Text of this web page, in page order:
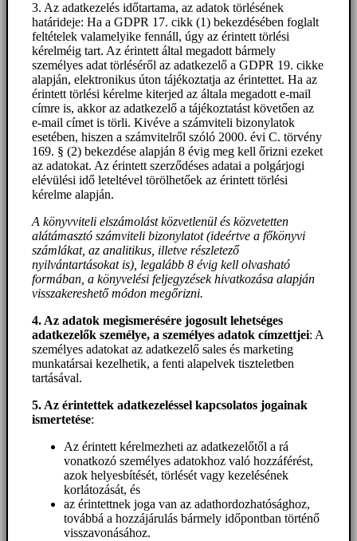
3. Az adatkezelés időtartama, az adatok törlésének
határideje: Ha a GDPR 17. cikk (1) bekezdésében foglalt
feltételek valamelyike fennáll, úgy az érintett törlési
kérelméig tart. Az érintett által megadott bármely
személyes adat törléséről az adatkezelő a GDPR 19. cikke
alapján, elektronikus úton tájékoztatja az érintettet. Ha az
érintett törlési kérelme kiterjed az általa megadott e-mail
címre is, akkor az adatkezelő a tájékoztatást követően az
e-mail címet is törli. Kivéve a számviteli bizonylatok
esetében, hiszen a számvitelről szóló 2000. évi C. törvény
169. § (2) bekezdése alapján 8 évig meg kell őrizni ezeket
az adatokat. Az érintett szerződéses adatai a polgárjogi
elévülési idő leteltével törölhetőek az érintett törlési
kérelme alapján.
A könyvviteli elszámolást közvetlenül és közvetetten
alátámasztó számviteli bizonylatot (ideértve a főkönyvi
számlákat, az analitikus, illetve részletező
nyilvántartásokat is), legalább 8 évig kell olvasható
formában, a könyvelési feljegyzések hivatkozása alapján
visszakereshető módon megőrizni.
4. Az adatok megismerésére jogosult lehetséges
adatkezelők személye, a személyes adatok címzettjei: A
személyes adatokat az adatkezelő sales és marketing
munkatársai kezelhetik, a fenti alapelvek tiszteletben
tartásával.
5. Az érintettek adatkezeléssel kapcsolatos jogainak
ismertetése:
Az érintett kérelmezheti az adatkezelőtől a rá
vonatkozó személyes adatokhoz való hozzáférést,
azok helyesbítését, törlését vagy kezelésének
korlátozását, és
az érintettnek joga van az adathordozhatósághoz,
továbbá a hozzájárulás bármely időpontban történő
visszavonásához.